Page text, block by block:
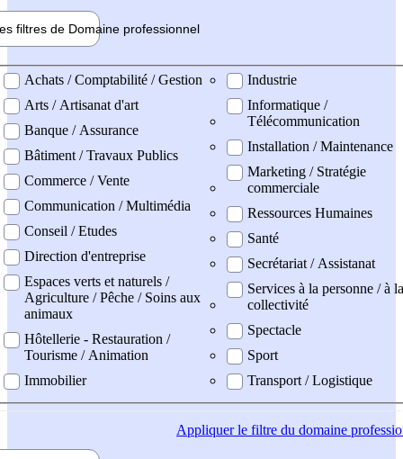
filtres de Domaine professionnel
professionel
Achats / Comptabilité / Gestion
Arts / Artisanat d'art
Banque / Assurance
Bâtiment / Travaux Publics
Commerce / Vente
Communication / Multimédia
Conseil / Etudes
Direction d'entreprise
Espaces verts et naturels /
Agriculture / Pêche / Soins aux
animaux
Hôtellerie - Restauration /
Tourisme / Animation
Immobilier
Industrie
Informatique /
Télécommunication
Installation / Maintenance
Marketing / Stratégie
commerciale
Ressources Humaines
Santé
Secrétariat / Assistanat
Services à la personne / à la
collectivité
Spectacle
Sport
Transport / Logistique
Appliquerle filtre du domaine